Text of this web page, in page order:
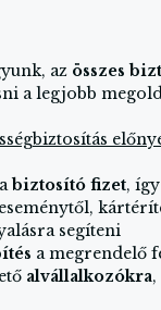
az összes
a legjobb
biztosító fizet,
segíteni
a megrendelő
alvállalkozókra